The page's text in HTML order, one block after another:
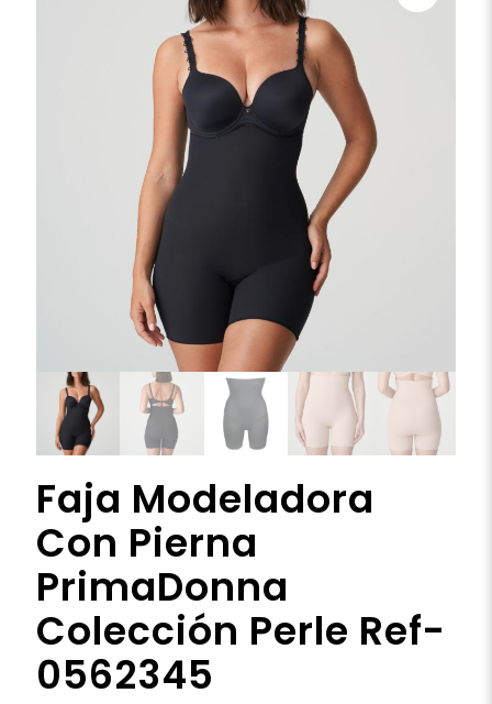
Faja Modeladora
Con Pierna
PrimaDonna
Colección Perle Ref-
0562345